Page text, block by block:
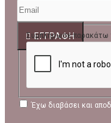
ΕΓΓΡΑΦΉ
Συμπλήρωσε παρακάτω
Έχω διαβάσει και